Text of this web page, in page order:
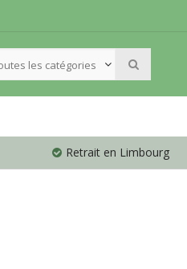
les catégories
Retrait en Limbourg